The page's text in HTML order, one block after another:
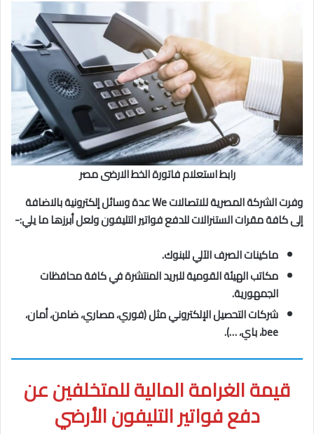
رابط استعلام فاتورة الخط الارضى مصر
وفرت الشركة المصرية للاتصالات We عدة وسائل إلكترونية بالاضافة
إلى كافة مقرات الستنرالات للدفع فواتير التليفون ولعل أبرزها ما يلي:-
ماكينات الصرف الآلي للبنوك.
مكاتب الهيئة القومية للبريد المنتشرة في كافة محافظات
الجمهورية.
شركات التحصيل الإلكتروني مثل (فوري، مصاري، ضامن، أمان،
bee، باي، …).
قيمة الغرامة المالية للمتخلفين عن
دفع فواتير التليفون الأرضي